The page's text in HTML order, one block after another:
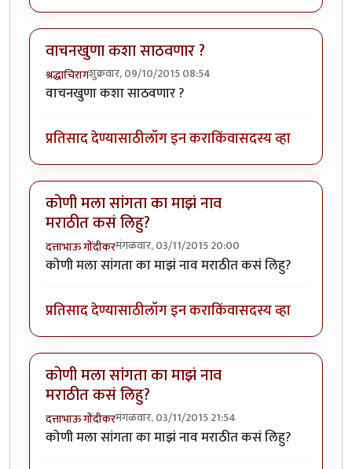
वाचनखुणा कशा साठवणार ?
श्रद्धाचिरागशुक्रवार, 09/10/2015 08:54
वाचनखुणा कशा साठवणार ?
प्रतिसाद देण्यासाठीलॉग इन कराकिंवासदस्य व्हा
कोणी मला सांगता का माझं नाव
मराठीत कसं लिहु?
दत्ताभाऊ गोंदीकरमंगळवार, 03/11/2015 20:00
कोणी मला सांगता का माझं नाव मराठीत कसं लिहु?
प्रतिसाद देण्यासाठीलॉग इन कराकिंवासदस्य व्हा
कोणी मला सांगता का माझं नाव
मराठीत कसं लिहु?
दत्ताभाऊ गोंदीकरमंगळवार, 03/11/2015 21:54
कोणी मला सांगता का माझं नाव मराठीत कसं लिहु?